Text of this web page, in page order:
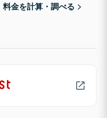
料金を計算・調べる